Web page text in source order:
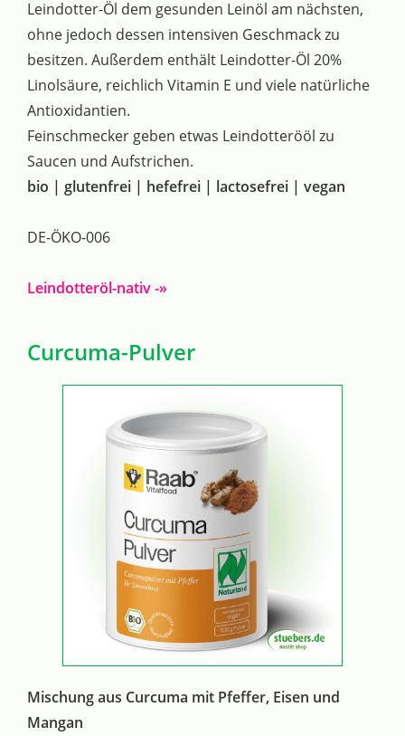
Leindotter-Öl dem gesunden Leinöl am nächsten,
ohne jedoch dessen intensiven Geschmack zu
besitzen. Außerdem enthält Leindotter-Öl 20%
Linolsäure, reichlich Vitamin E und viele natürliche
Antioxidantien.
Feinschmecker geben etwas Leindotterööl zu
Saucen und Aufstrichen.
bio | glutenfrei | hefefrei | lactosefrei | vegan
DE-ÖKO-006
Leindotteröl-nativ -»
Curcuma-Pulver
Mischung aus Curcuma mit Pfeffer, Eisen und
Mangan